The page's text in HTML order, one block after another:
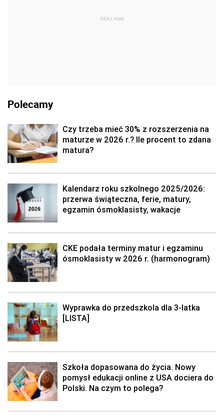
REKLAMA
Polecamy
Czy trzeba mieć 30% z rozszerzenia na
maturze w 2026 r.? Ile procent to zdana
matura?
Kalendarz roku szkolnego 2025/2026:
przerwa świąteczna, ferie, matury,
egzamin ósmoklasisty, wakacje
CKE podała terminy matur i egzaminu
ósmoklasisty w 2026 r. (harmonogram)
Wyprawka do przedszkola dla 3-latka
[LISTA]
Szkoła dopasowana do życia. Nowy
pomysł edukacji online z USA dociera do
Polski. Na czym to polega?